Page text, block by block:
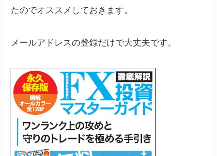
たのでオススメしておきます。
メールアドレスの登録だけで大丈夫です。